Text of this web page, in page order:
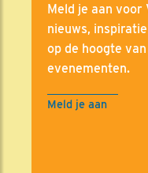
Meld je aan voor
nieuws,
op de hoogte
evenementen.
Meld je aan